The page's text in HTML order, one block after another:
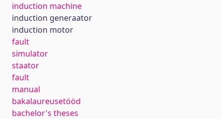
induction machine
induction generaator
induction motor
fault
simulator
staator
fault
manual
bakalaureusetööd
bachelor's theses